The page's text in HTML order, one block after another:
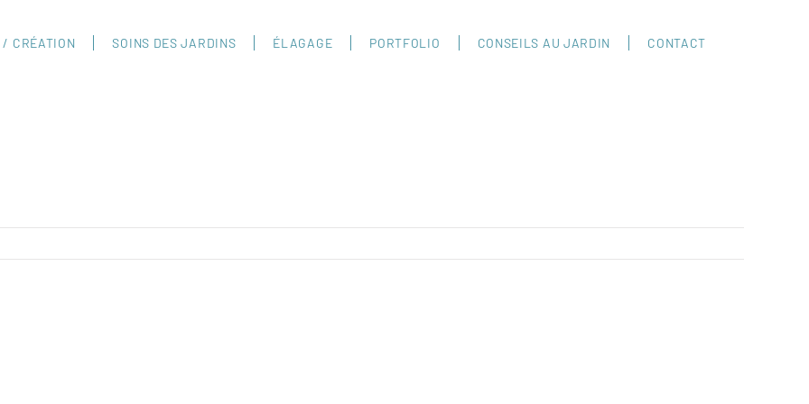
/ CRÉATION SOINS DES JARDINS ÉLAGAGE PORTFOLIO CONSEILS AU JARDIN CONTACT